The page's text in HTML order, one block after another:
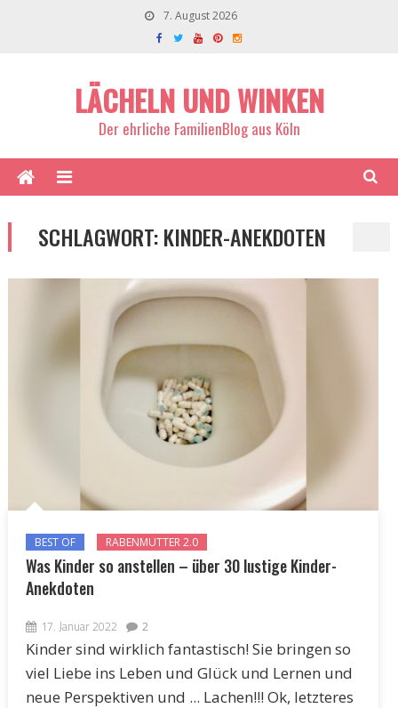
7. August 2026
LÄCHELN UND WINKEN
Der ehrliche FamilienBlog aus Köln
SCHLAGWORT:KINDER-ANEKDOTEN
BEST OF RABENMUTTER 2.0
Was Kinder so anstellen – über 30 lustige Kinder-
Anekdoten
17. Januar 2022 2
Kinder sind wirklich fantastisch! Sie bringen so
viel Liebe ins Leben und Glück und Lernen und
neue Perspektiven und ... Lachen!!! Ok, letzteres